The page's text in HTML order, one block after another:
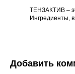
ТЕНЗАКТИВ –
Ингредиенты,
Добавить